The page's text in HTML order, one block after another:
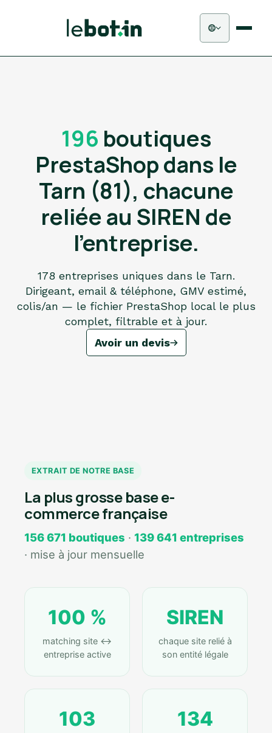
196 boutiques
PrestaShop dans le
Tarn (81), chacune
reliée au SIREN de
l'entreprise.
178 entreprises uniques dans le Tarn.
Dirigeant, email & téléphone, GMV estimé,
colis/an — le fichier PrestaShop local le plus
complet, filtrable et à jour.
Avoir un devis
EXTRAIT DE NOTRE BASE
La plus grosse base e-
commerce française
156 671 boutiques · 139 641 entreprises
· mise à jour mensuelle
100 %
matching site ↔
entreprise active
SIREN
chaque site relié à
son entité légale
103 134